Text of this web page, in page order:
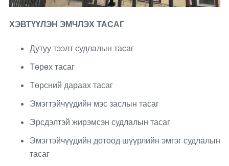
ХЭВТҮҮЛЭН ЭМЧЛЭХ ТАСАГ
Дутуу тээлт судлалын тасаг
Төрөх тасаг
Төрсний дараах тасаг
Эмэгтэйчүүдийн мэс заслын тасаг
Эрсдэлтэй жирэмсэн судлалын тасаг
Эмэгтэйчүүдийн дотоод шүүрлийн эмгэг судлалын
тасаг